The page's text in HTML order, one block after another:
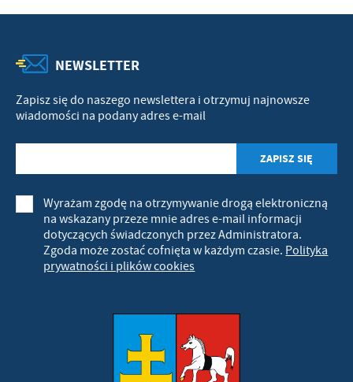
NEWSLETTER
Zapisz się do naszego newslettera i otrzymuj najnowsze
wiadomości na podany adres e-mail
Wyrażam zgodę na otrzymywanie drogą elektroniczną
na wskazany przeze mnie adres e-mail informacji
dotyczących świadczonych przez Administratora.
Zgoda może zostać cofnięta w każdym czasie. Polityka
prywatności i plików cookies